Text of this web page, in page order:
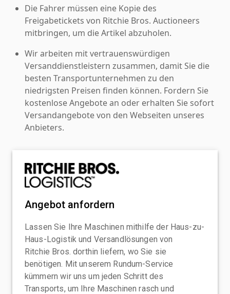
Die Fahrer müssen eine Kopie des
Freigabetickets von Ritchie Bros. Auctioneers
mitbringen, um die Artikel abzuholen.
Wir arbeiten mit vertrauenswürdigen
Versanddienstleistern zusammen, damit Sie die
besten Transportunternehmen zu den
niedrigsten Preisen finden können. Fordern Sie
kostenlose Angebote an oder erhalten Sie sofort
Versandangebote von den Webseiten unseres
Anbieters.
Angebot anfordern
Lassen Sie Ihre Maschinen mithilfe der Haus-zu-
Haus-Logistik und Versandlösungen von
Ritchie Bros. dorthin liefern, wo Sie sie
benötigen. Mit unserem Rundum-Service
kümmern wir uns um jeden Schritt des
Transports, um Ihre Maschinen rasch und